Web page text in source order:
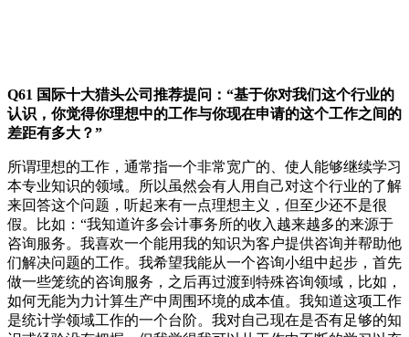
Q61 国际十大猎头公司推荐提问： “基于你对我们这个行业的
认识，你觉得你理想中的工作与你现在申请的这个工作之间的
差距有多大？”
所谓理想的工作，通常指一个非常宽广的、使人能够继续学习
本专业知识的领域。所以虽然会有人用自己对这个行业的了解
来回答这个问题，听起来有一点理想主义，但至少还不是很
假。比如：“我知道许多会计事务所的收入越来越多的来源于
咨询服务。我喜欢一个能用我的知识为客户提供咨询并帮助他
们解决问题的工作。我希望我能从一个咨询小组中起步，首先
做一些笼统的咨询服务，之后再过渡到特殊咨询领域，比如，
如何无能为力计算生产中周围环境的成本值。我知道这项工作
是统计学领域工作的一个台阶。我对自己现在是否有足够的知